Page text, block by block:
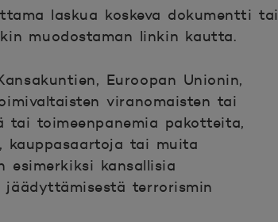
laskua koskeva dokumentti tai
muodostaman linkin kautta.
Euroopan Unionin,
viranomaisten tai
tai toimeenpanemia pakotteita,
tai muita
kansallisia
terrorismin